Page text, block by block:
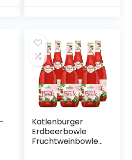
Katlenburger
Erdbeerbowle
Fruchtweinbowle